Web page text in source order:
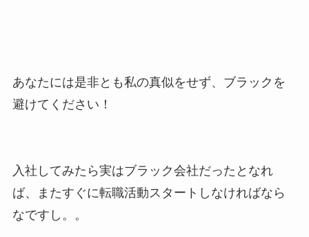
あなたには是非とも私の真似をせず、ブラックを
避けてください！
入社してみたら実はブラック会社だったとなれ
ば、またすぐに転職活動スタートしなければなら
なですし。。